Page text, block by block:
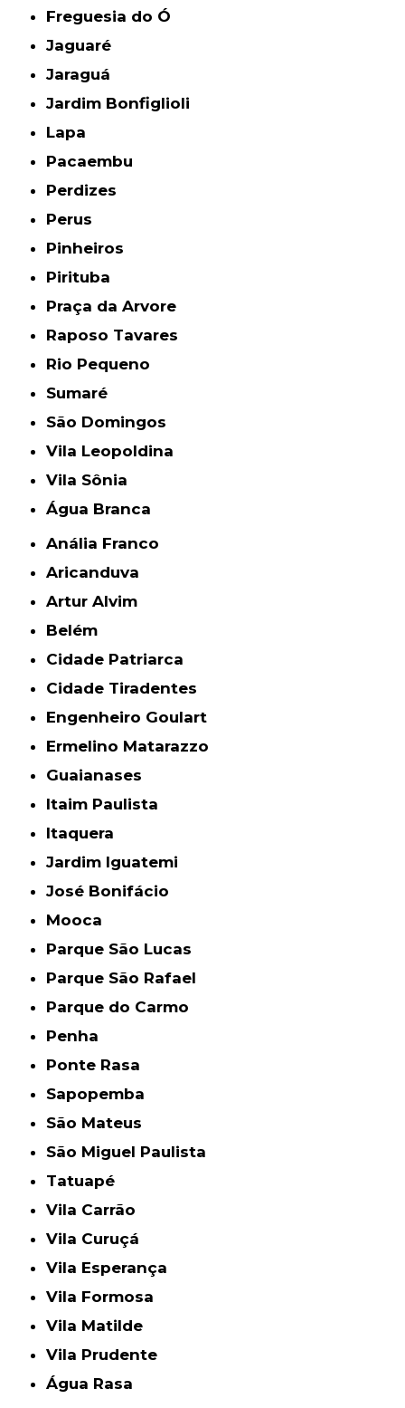
Freguesia do Ó
Jaguaré
Jaraguá
Jardim Bonfiglioli
Lapa
Pacaembu
Perdizes
Perus
Pinheiros
Pirituba
Praça da Arvore
Raposo Tavares
Rio Pequeno
Sumaré
São Domingos
Vila Leopoldina
Vila Sônia
Água Branca
Anália Franco
Aricanduva
Artur Alvim
Belém
Cidade Patriarca
Cidade Tiradentes
Engenheiro Goulart
Ermelino Matarazzo
Guaianases
Itaim Paulista
Itaquera
Jardim Iguatemi
José Bonifácio
Mooca
Parque São Lucas
Parque São Rafael
Parque do Carmo
Penha
Ponte Rasa
Sapopemba
São Mateus
São Miguel Paulista
Tatuapé
Vila Carrão
Vila Curuçá
Vila Esperança
Vila Formosa
Vila Matilde
Vila Prudente
Água Rasa